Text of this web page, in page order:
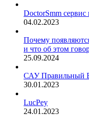
DoctorSmm сервис
04.02.2023
Почему
и что об этом
25.09.2024
САУ Правильный
30.01.2023
LucPey
24.01.2023